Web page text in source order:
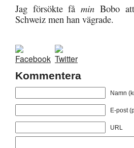
Jag försökte fåmin Bobo
Schweiz men han vägrade.
Kommentera
Namn
E-post
URL